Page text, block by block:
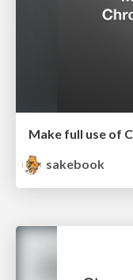
Make full use of
sakebook